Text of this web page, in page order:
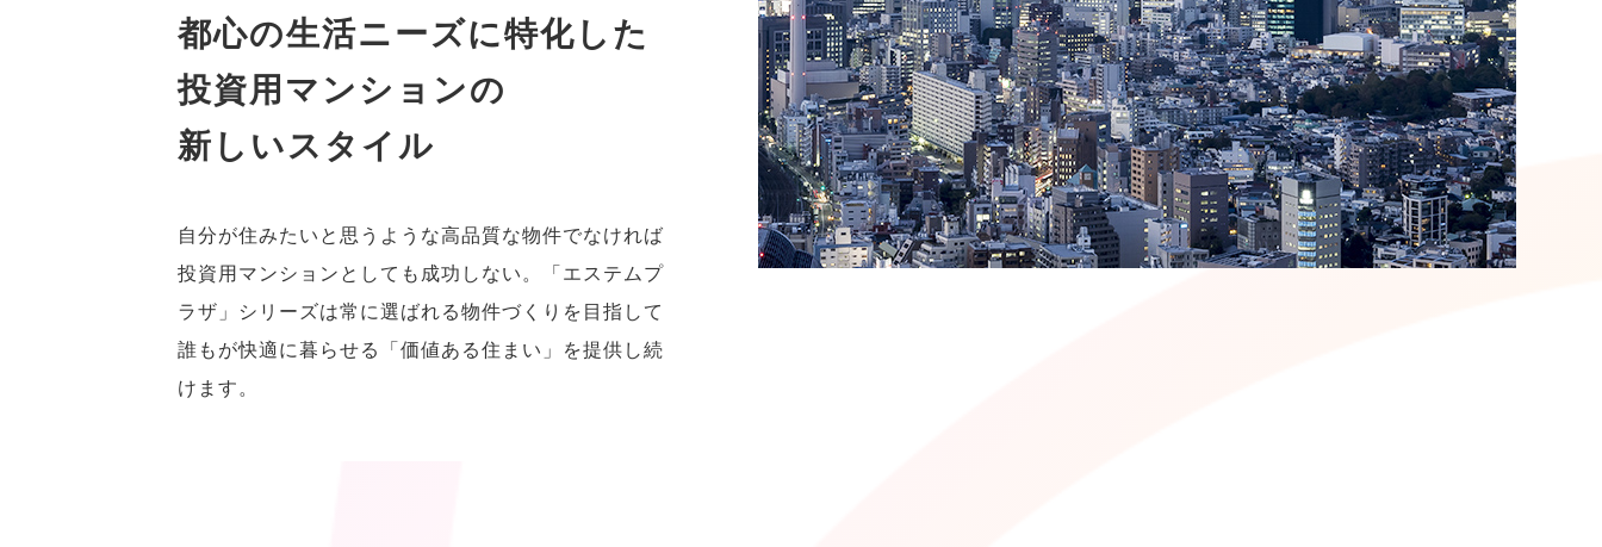
都心の生活ニーズに特化した
投資用マンションの
新しいスタイル
自分が住みたいと思うような高品質な物件でなければ
投資用マンションとしても成功しない。「エステムプ
ラザ」シリーズは常に選ばれる物件づくりを目指して
誰もが快適に暮らせる「価値ある住まい」を提供し続
けます。